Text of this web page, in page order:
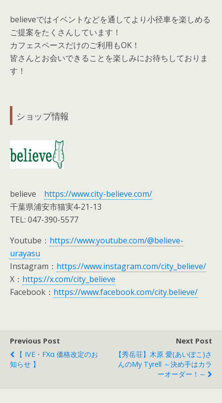
believeではイベントなどを通してより小径車を楽しめる
ご提案をたくさんしています！
カフェスペースだけのご利用もOK！
皆さんとお会いできることを楽しみにお待ちしておりま
す！
ショップ情報
believe https://www.city-believe.com/
千葉県浦安市猫実4-21-13
TEL: 047-390-5577
Youtube： https://www.youtube.com/@believe-
urayasu
Instagram： https://www.instagram.com/city_believe/
X： https://x.com/city_believe
Facebook： https://www.facebook.com/city.believe/
Previous Post
【 IVE・FXα 価格改定のお
知らせ 】
Next Post
【秀岳荘】木原 愛(あいぽこ)さ
んのMy Tyrell ～決め手はカラ
ーオーダー！～